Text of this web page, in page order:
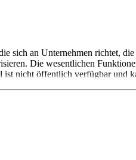
sich an Unternehmen richtet,
Die wesentlichen
nicht öffentlich verfügbar und